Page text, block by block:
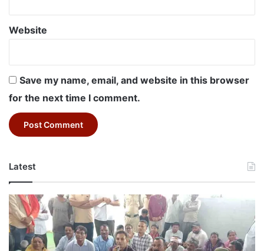
Website
Save my name, email, and website in this browser
for the next time I comment.
Latest
Betul
News
Today:
मुख्यमंत्री